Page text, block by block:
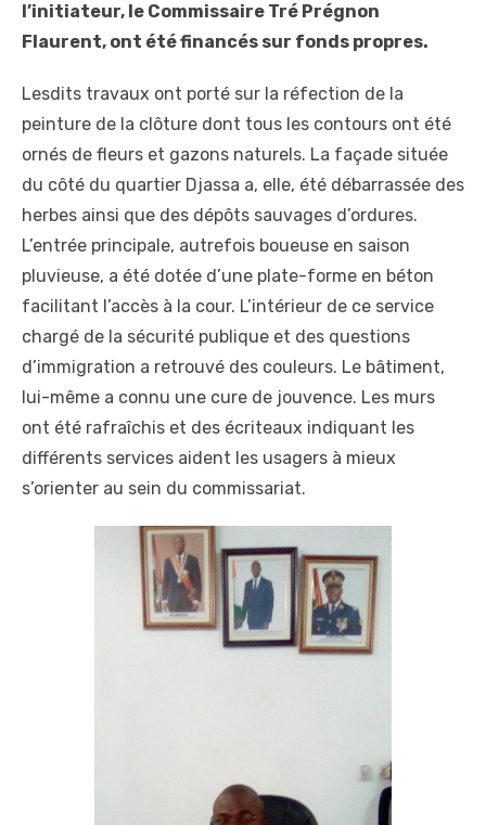
l’initiateur, le Commissaire Tré Prégnon
Flaurent, ont été financés sur fonds propres.
Lesdits travaux ont porté sur la réfection de la
peinture de la clôture dont tous les contours ont été
ornés de fleurs et gazons naturels. La façade située
du côté du quartier Djassa a, elle, été débarrassée des
herbes ainsi que des dépôts sauvages d’ordures.
L’entrée principale, autrefois boueuse en saison
pluvieuse, a été dotée d’une plate-forme en béton
facilitant l’accès à la cour. L’intérieur de ce service
chargé de la sécurité publique et des questions
d’immigration a retrouvé des couleurs. Le bâtiment,
lui-même a connu une cure de jouvence. Les murs
ont été rafraîchis et des écriteaux indiquant les
différents services aident les usagers à mieux
s’orienter au sein du commissariat.